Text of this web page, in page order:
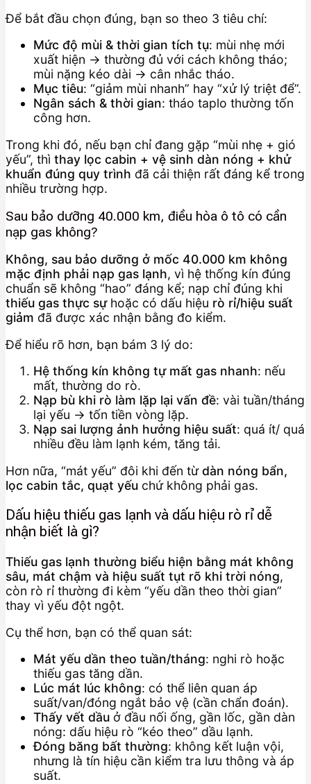
Để bắt đầu chọn đúng, bạn so theo 3 tiêu chí:
Mức độ mùi & thời gian tích tụ: mùi nhẹ mới
xuất hiện → thường đủ với cách không tháo;
mùi nặng kéo dài → cân nhắc tháo.
Mục tiêu: “giảm mùi nhanh” hay “xử lý triệt để”.
Ngân sách & thời gian: tháo taplo thường tốn
công hơn.
Trong khi đó, nếu bạn chỉ đang gặp “mùi nhẹ + gió
yếu”, thì thay lọc cabin + vệ sinh dàn nóng + khử
khuẩn đúng quy trình đã cải thiện rất đáng kể trong
nhiều trường hợp.
Sau bảo dưỡng 40.000 km, điều hòa ô tô có cần
nạp gas không?
Không, sau bảo dưỡng ở mốc 40.000 km không
mặc định phải nạp gas lạnh, vì hệ thống kín đúng
chuẩn sẽ không “hao” đáng kể; nạp chỉ đúng khi
thiếu gas thực sựhoặc có dấu hiệu rò rỉ/hiệu suất
giảm đã được xác nhận bằng đo kiểm.
Để hiểu rõ hơn, bạn bám 3 lý do:
Hệ thống kín không tự mất gas nhanh: nếu
mất, thường do rò.
Nạp bù khi rò làm lặp lại vấn đề: vài tuần/tháng
lại yếu → tốn tiền vòng lặp.
Nạp sai lượng ảnh hưởng hiệu suất: quá ít/ quá
nhiều đều làm lạnh kém, tăng tải.
Hơn nữa, “mát yếu” đôi khi đến từdàn nóng bẩn,
lọc cabin tắc, quạt yếu chứ không phải gas.
Dấu hiệu thiếu gas lạnh và dấu hiệu rò rỉ dễ
nhận biết là gì?
Thiếu gas lạnh thường biểu hiện bằng mát không
sâu, mát chậm và hiệu suất tụt rõ khi trời nóng,
còn rò rỉ thường đi kèm “yếu dần theo thời gian”
thay vì yếu đột ngột.
Cụ thể hơn, bạn có thể quan sát:
Mát yếu dần theo tuần/tháng: nghi rò hoặc
thiếu gas tăng dần.
Lúc mát lúc không: có thể liên quan áp
suất/van/đóng ngắt bảo vệ (cần chẩn đoán).
Thấy vết dầu ở đầu nối ống, gần lốc, gần dàn
nóng: dấu hiệu rò “kéo theo” dầu lạnh.
Đóng băng bất thường: không kết luận vội,
nhưng là tín hiệu cần kiểm tra lưu thông và áp
suất.